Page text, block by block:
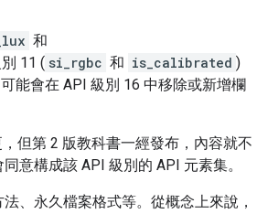
和
11 ( si_rgbc 和 is_calibrated )
能會在 API 級別 16 中移除或新增欄
但第 2 版教科書一經發布，內容就不
意構成該 API 級別的 API 元素集。
、永久檔案格式等。從概念上來說，